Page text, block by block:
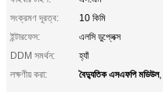
সংক্রমণ দূরত্ব:
10 কিমি
ইন্টারফেস:
এলসি ডুপ্লেক্স
DDM সমর্থন:
হ্যাঁ
লক্ষণীয় করা:
বৈদ্যুতিক এসএফপি মডিউল,